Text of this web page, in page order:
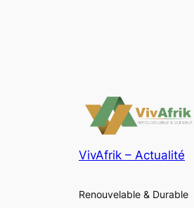
VivAfrik – Actualité
Renouvelable & Durable